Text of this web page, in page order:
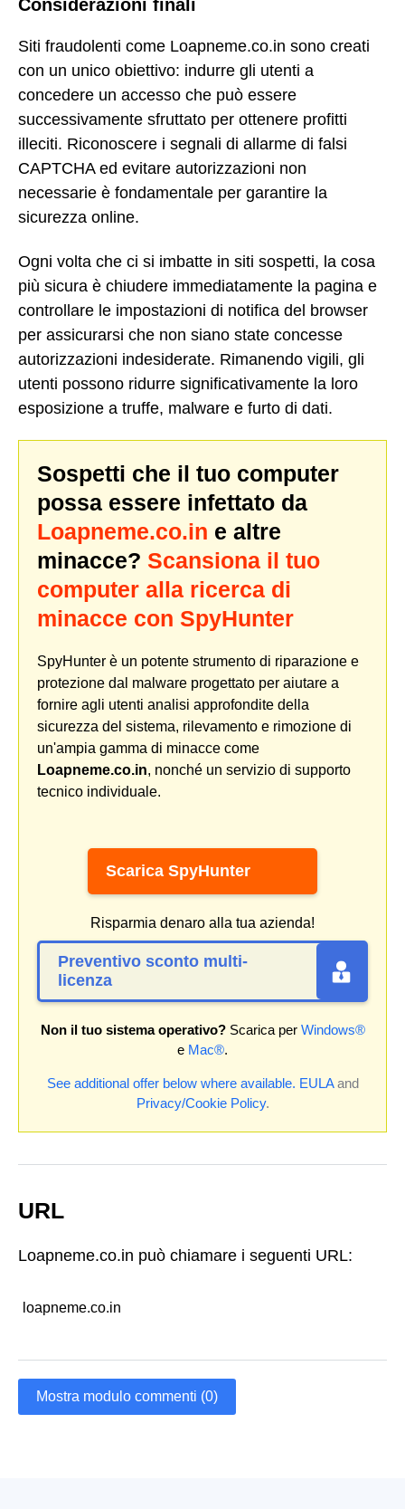
Considerazioni finali
Siti fraudolenti come Loapneme.co.in sono creati
con un unico obiettivo: indurre gli utenti a
concedere un accesso che può essere
successivamente sfruttato per ottenere profitti
illeciti. Riconoscere i segnali di allarme di falsi
CAPTCHA ed evitare autorizzazioni non
necessarie è fondamentale per garantire la
sicurezza online.
Ogni volta che ci si imbatte in siti sospetti, la cosa
più sicura è chiudere immediatamente la pagina e
controllare le impostazioni di notifica del browser
per assicurarsi che non siano state concesse
autorizzazioni indesiderate. Rimanendo vigili, gli
utenti possono ridurre significativamente la loro
esposizione a truffe, malware e furto di dati.
Sospetti che il tuo computer
possa essere infettato da
Loapneme.co.in e altre
minacce? Scansiona il tuo
computer alla ricerca di
minacce con SpyHunter
SpyHunter è un potente strumento di riparazione e
protezione dal malware progettato per aiutare a
fornire agli utenti analisi approfondite della
sicurezza del sistema, rilevamento e rimozione di
un'ampia gamma di minacce come
Loapneme.co.in, nonché un servizio di supporto
tecnico individuale.
Scarica SpyHunter
Risparmia denaro alla tua azienda!
Preventivo sconto multi-
licenza
Non il tuo sistema operativo?Scarica per Windows®
e Mac®.
See additional offer below where available. EULAand
Privacy/Cookie Policy.
URL
Loapneme.co.in può chiamare i seguenti URL:
loapneme.co.in
Mostra modulo commenti (0)